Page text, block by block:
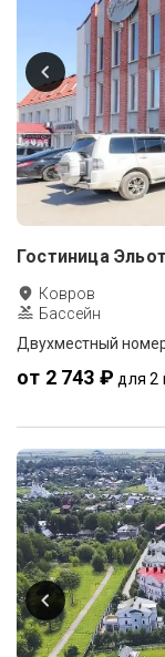
Гостиница
Ковров
Бассейн
Двухместный
от 2 743 ₽ для 2